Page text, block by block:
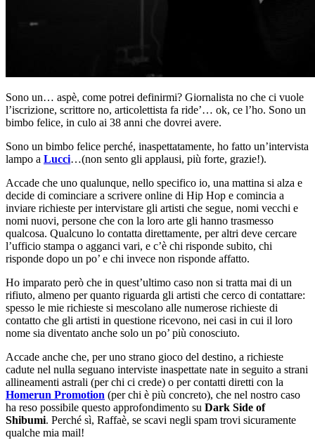
Sono un… aspè, come potrei definirmi? Giornalista no che ci vuole
l’iscrizione, scrittore no, articolettista fa ride’… ok, ce l’ho. Sono un
bimbo felice, in culo ai 38 anni che dovrei avere.
Sono un bimbo felice perché, inaspettatamente, ho fatto un’intervista
lampo a Lucci…(non sento gli applausi, più forte, grazie!).
Accade che uno qualunque, nello specifico io, una mattina si alza e
decide di cominciare a scrivere online di Hip Hop e comincia a
inviare richieste per intervistare gli artisti che segue, nomi vecchi e
nomi nuovi, persone che con la loro arte gli hanno trasmesso
qualcosa. Qualcuno lo contatta direttamente, per altri deve cercare
l’ufficio stampa o agganci vari, e c’è chi risponde subito, chi
risponde dopo un po’ e chi invece non risponde affatto.
Ho imparato però che in quest’ultimo caso non si tratta mai di un
rifiuto, almeno per quanto riguarda gli artisti che cerco di contattare:
spesso le mie richieste si mescolano alle numerose richieste di
contatto che gli artisti in questione ricevono, nei casi in cui il loro
nome sia diventato anche solo un po’ più conosciuto.
Accade anche che, per uno strano gioco del destino, a richieste
cadute nel nulla seguano interviste inaspettate nate in seguito a strani
allineamenti astrali (per chi ci crede) o per contatti diretti con la
Homerun Promotion (per chi è più concreto), che nel nostro caso
ha reso possibile questo approfondimento su Dark Side of
Shibumi. Perché sì, Raffaè, se scavi negli spam trovi sicuramente
qualche mia mail!